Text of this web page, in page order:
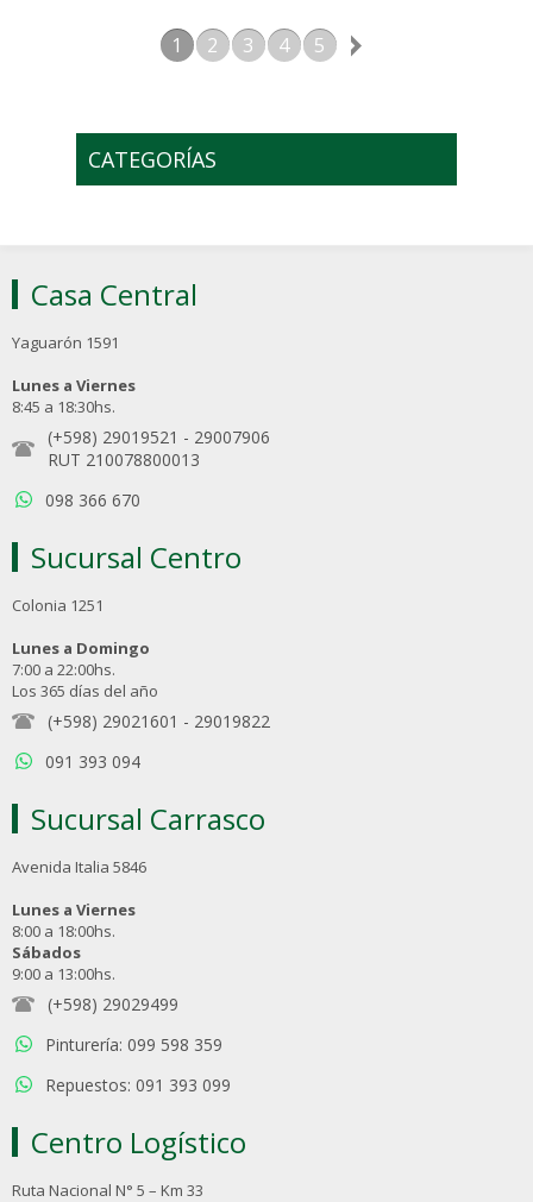
1 2 3 4 5
CATEGORÍAS
Casa Central
Yaguarón 1591
Lunes a Viernes
8:45 a 18:30hs.
(+598) 29019521 - 29007906
RUT 210078800013
098 366 670
Sucursal Centro
Colonia 1251
Lunes a Domingo
7:00 a 22:00hs.
Los 365 días del año
(+598) 29021601 - 29019822
091 393 094
Sucursal Carrasco
Avenida Italia 5846
Lunes a Viernes
8:00 a 18:00hs.
Sábados
9:00 a 13:00hs.
(+598) 29029499
Pinturería: 099 598 359
Repuestos: 091 393 099
Centro Logístico
Ruta Nacional N° 5 – Km 33